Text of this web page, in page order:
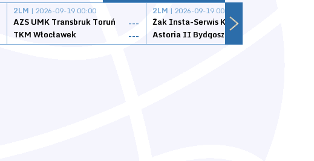
2LM | 2026-09-19 00:00
AZS UMK Transbruk Toruń
---
TKM Włocławek
---
2LM | 2026-09-19 00:00
Żak Insta-Serwis Koszalin
Astoria II Bydgoszcz